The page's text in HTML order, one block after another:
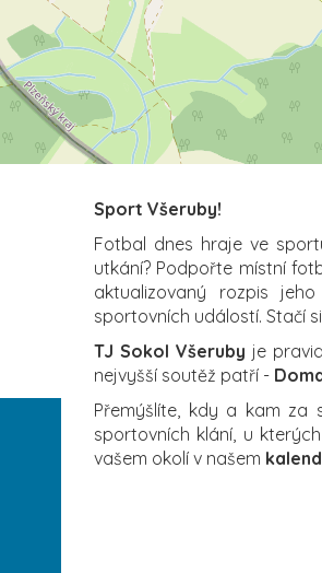
Sport Všeruby!
Fotbal dnes hraje ve
utkání? Podpořte místní
aktualizovaný rozpis
sportovních událostí. Stačí
TJ Sokol Všeruby je
nejvyšší soutěž patří -
Přemýšlíte, kdy a kam za
sportovních klání, u
vašem okolí v našem